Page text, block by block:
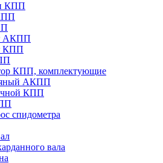
КПП
АКПП
КПП
КПП, комплектующие
АКПП
КПП
спидометра
вала